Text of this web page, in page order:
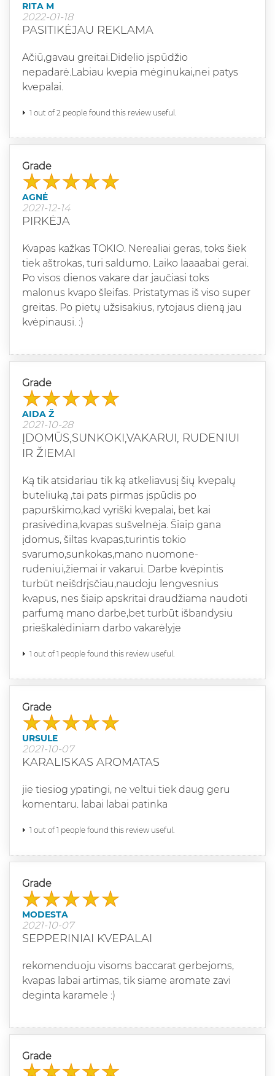
RITA M
2022-01-18
PASITIKĖJAU REKLAMA
Ačiū,gavau greitai.Didelio įspūdžio
nepadarė.Labiau kvepia mėginukai,nei patys
kvepalai.
1 out of 2 people found this review useful.
Grade
AGNĖ
2021-12-14
PIRKĖJA
Kvapas kažkas TOKIO. Nerealiai geras, toks šiek
tiek aštrokas, turi saldumo. Laiko laaaabai gerai.
Po visos dienos vakare dar jaučiasi toks
malonus kvapo šleifas. Pristatymas iš viso super
greitas. Po pietų užsisakius, rytojaus dieną jau
kvėpinausi. :)
Grade
AIDA Ž
2021-10-28
ĮDOMŪS,SUNKOKI,VAKARUI, RUDENIUI
IR ŽIEMAI
Ką tik atsidariau tik ką atkeliavusį šių kvepalų
buteliuką ,tai pats pirmas įspūdis po
papurškimo,kad vyriški kvepalai, bet kai
prasivėdina,kvapas sušvelnėja. Šiaip gana
įdomus, šiltas kvapas,turintis tokio
svarumo,sunkokas,mano nuomone-
rudeniui,žiemai ir vakarui. Darbe kvėpintis
turbūt neišdrįsčiau,naudoju lengvesnius
kvapus, nes šiaip apskritai draudžiama naudoti
parfumą mano darbe,bet turbūt išbandysiu
prieškalėdiniam darbo vakarėlyje
1 out of 1 people found this review useful.
Grade
URSULE
2021-10-07
KARALISKAS AROMATAS
jie tiesiog ypatingi, ne veltui tiek daug geru
komentaru. labai labai patinka
1 out of 1 people found this review useful.
Grade
MODESTA
2021-10-07
SEPPERINIAI KVEPALAI
rekomenduoju visoms baccarat gerbejoms,
kvapas labai artimas, tik siame aromate zavi
deginta karamele :)
Grade